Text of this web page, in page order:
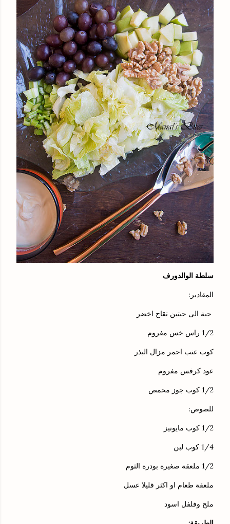
سلطة الوالدورف
المقادير:
حبة الى حبتين تقاح اخضر
1/2 راس خس مفروم
كوب عنب احمر مزال البذر
عود كرفس مفروم
1/2 كوب جوز محمص
للصوص:
1/2 كوب مايونيز
1/4 كوب لبن
1/2 ملعقة صغيرة بودرة الثوم
ملعقة طعام او اكثر قليلا عسل
ملح وفلفل اسود